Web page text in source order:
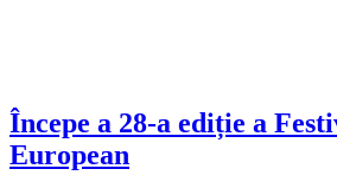
Începe a 28-a ediție a
European